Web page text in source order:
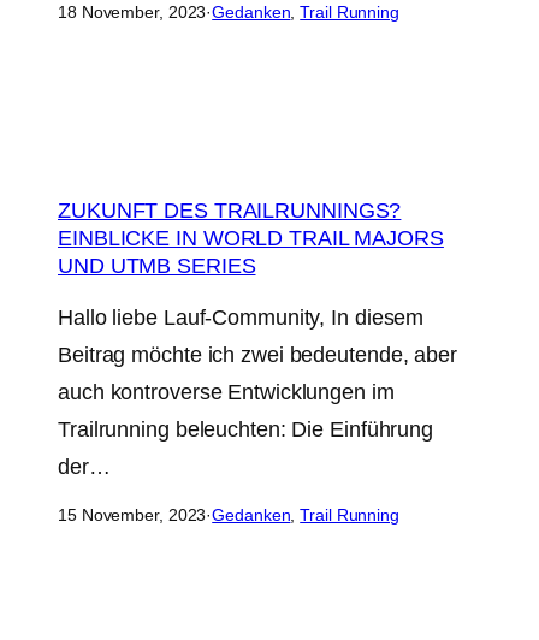
18 November, 2023·Gedanken , Trail Running
ZUKUNFT DES TRAILRUNNINGS?
EINBLICKE IN WORLD TRAIL MAJORS
UND UTMB SERIES
Hallo liebe Lauf-Community, In diesem
Beitrag möchte ich zwei bedeutende, aber
auch kontroverse Entwicklungen im
Trailrunning beleuchten: Die Einführung
der…
15 November, 2023·Gedanken, Trail Running